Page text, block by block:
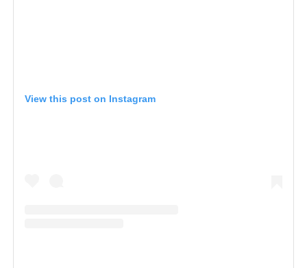
View this post on Instagram